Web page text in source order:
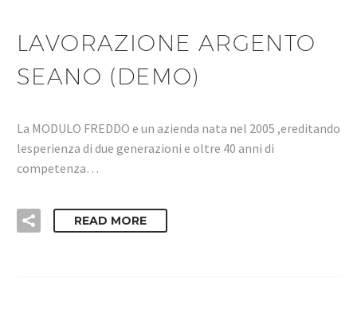
LAVORAZIONE ARGENTO
SEANO (DEMO)
La MODULO FREDDO e un azienda nata nel 2005 ,ereditando
lesperienza di due generazioni e oltre 40 anni di
competenza…
READ MORE